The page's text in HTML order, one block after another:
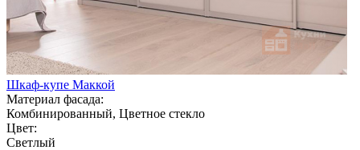
Шкаф-купе Маккой
Материал фасада:
Комбинированный, Цветное стекло
Цвет:
Светлый